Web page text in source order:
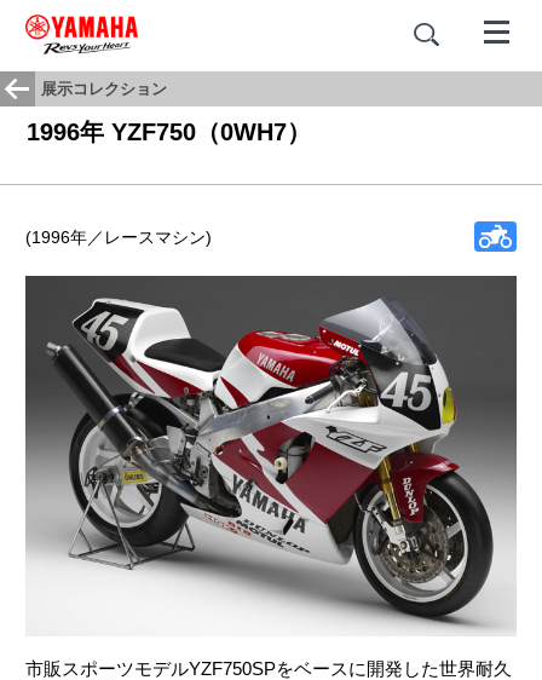
展示コレクション
1996年 YZF750（0WH7）
(1996年／レースマシン)
市販スポーツモデルYZF750SPをベースに開発した世界耐久